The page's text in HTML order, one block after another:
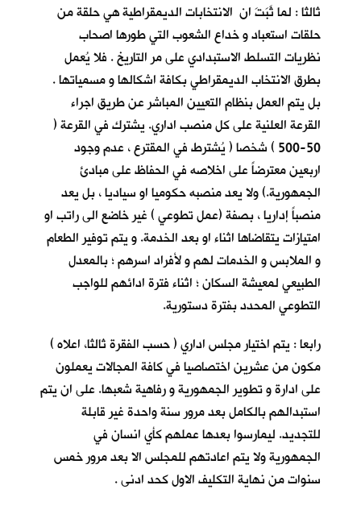
ثالثا : لما ثَبَتَ ان الانتخابات الديمقراطية هي حلقة من
حلقات استعباد و خداع الشعوب التي طورها اصحاب
نظريات التسلط الاستبدادي على مر التاريخ . فلا يُعمل
بطرق الانتخاب الديمقراطي بكافة اشكالها و مسمياتها .
بل يتم العمل بنظام التعيين المباشر عن طريق اجراء
القرعة العلنية على كل منصب اداري. يشترك في القرعة (
50-500 ) شخصا ( يُشترط في المقترع ، عدم وجود
اربعين معترضاً على اخلاصه في الحفاظ على مبادئ
الجمهورية.) ولا يعد منصبه حكوميا او سياديا ، بل يعد
منصباً إداريا ، بصفة (عمل تطوعي ) غير خاضع الى راتب او
امتيازات يتقاضاها اثناء او بعد الخدمة. و يتم توفير الطعام
و الملابس و الخدمات لهم و لأفراد اسرهم ؛ بالمعدل
الطبيعي لمعيشة السكان ؛ اثناء فترة ادائهم للواجب
التطوعي المحدد بفترة دستورية.
رابعا : يتم اختيار مجلس اداري ( حسب الفقرة ثالثا، اعلاه )
مكون من عشرين اختصاصيا في كافة المجالات يعملون
على ادارة و تطوير الجمهورية و رفاهية شعبها. على ان يتم
استبدالهم بالكامل بعد مرور سنة واحدة غير قابلة
للتجديد. ليمارسوا بعدها عملهم كأي انسان في
الجمهورية ولا يتم اعادتهم للمجلس الا بعد مرور خمس
سنوات من نهاية التكليف الاول كحد ادنى .